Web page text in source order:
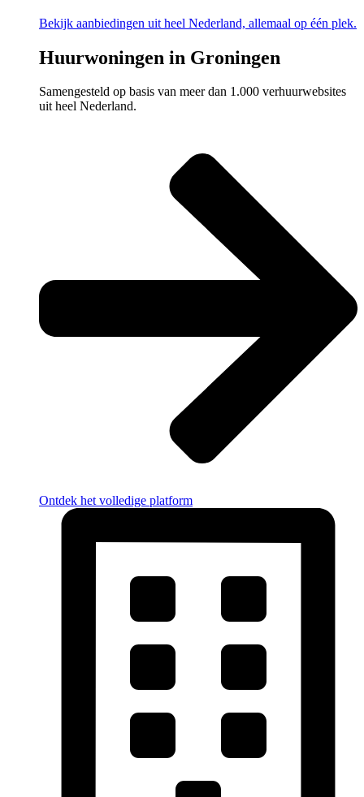
Bekijk aanbiedingen uit heel Nederland, allemaal op één plek.
Huurwoningen in Groningen
Samengesteld op basis van meer dan 1.000 verhuurwebsites
uit heel Nederland.
Ontdek het volledige platform